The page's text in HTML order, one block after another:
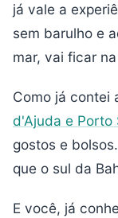
já vale a
sem barulho e
mar, vai ficar
Como já contei
d'Ajuda e Porto
gostos e
que o sul da
E você, já